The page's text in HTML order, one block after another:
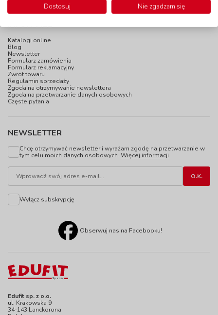
Edufit sp. z o.o.
ul. Krakowska 9
34-143 Lanckorona
INFOPANEL
Katalogi online
Blog
Newsletter
Formularz zamówienia
Formularz reklamacyjny
Zwrot towaru
Regulamin sprzedaży
Zgoda na otrzymywanie newslettera
Zgoda na przetwarzanie danych osobowych
Częste pytania
NEWSLETTER
Chcę otrzymywać newsletter i wyrażam zgodę na przetwarzanie w
tym celu moich danych osobowych. Więcej informacji
Wyłącz subskrypcję
Obserwuj nas na Facebooku!
Dostosuj
Nie zgadzam się